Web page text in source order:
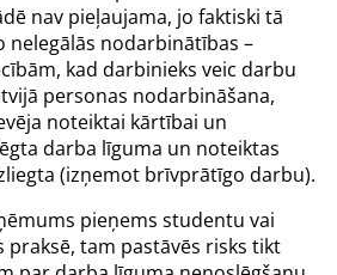
nav pieļaujama, jo faktiski tā
nelegālās nodarbinātības –
kad darbinieks veic darbu
personas nodarbināšana,
noteiktai kārtībai un
darba līguma un noteiktas
(izņemot brīvprātīgo darbu).
pieņems studentu vai
praksē, tam pastāvēs risks tikt